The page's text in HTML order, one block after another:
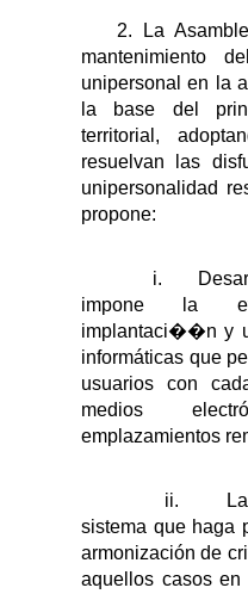
2. La
mantenimiento
unipersonal en la
la base del
territorial,
resuelvan las
unipersonalidad
propone:
i.
impone la
implantaci��n y
informáticas que
usuarios con
medios
emplazamientos
ii.
sistema que haga
armonización de
aquellos casos